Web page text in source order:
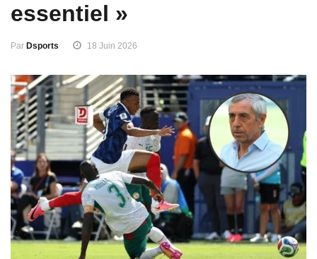
essentiel »
Par Dsports 18 Juin 2026